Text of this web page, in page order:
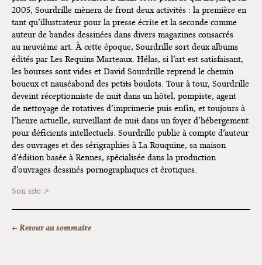
2005, Sourdrille mènera de front deux activités : la première en
tant qu’illustrateur pour la presse écrite et la seconde comme
auteur de bandes dessinées dans divers magazines consacrés
au neuvième art. À cette époque, Sourdrille sort deux albums
édités par Les Requins Marteaux. Hélas, si l’art est satisfaisant,
les bourses sont vides et David Sourdrille reprend le chemin
boueux et nauséabond des petits boulots. Tour à tour, Sourdrille
deveint réceptionniste de nuit dans un hôtel, pompiste, agent
de nettoyage de rotatives d’imprimerie puis enfin, et toujours à
l’heure actuelle, surveillant de nuit dans un foyer d’hébergement
pour déficients intellectuels. Sourdrille publie à compte d’auteur
des ouvrages et des sérigraphies à La Rouquine, sa maison
d’édition basée à Rennes, spécialisée dans la production
d’ouvrages dessinés pornographiques et érotiques.
Son site
← Retour au sommaire
Dédicace de Gwénola Carrère à
Bruxelles